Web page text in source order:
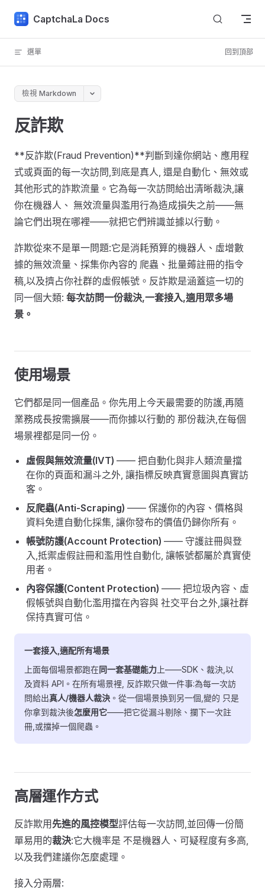
Skip to content
CaptchaLa Docs
選單 回到頂部
檢視 Markdown
反詐欺
**反詐欺(Fraud Prevention)**判斷到達你網站、應用程
式或頁面的每一次訪問,到底是真人, 還是自動化、無效或
其他形式的詐欺流量。它為每一次訪問給出清晰裁決,讓
你在機器人、 無效流量與濫用行為造成損失之前——無
論它們出現在哪裡——就把它們辨識並據以行動。
詐欺從來不是單一問題:它是消耗預算的機器人、虛增數
據的無效流量、採集你內容的 爬蟲、批量薅註冊的指令
稿,以及擠占你社群的虛假帳號。反詐欺是涵蓋這一切的
同一個大類: 每次訪問一份裁決,一套接入,適用眾多場
景。
使用場景
它們都是同一個產品。你先用上今天最需要的防護,再隨
業務成長按需擴展——而你據以行動的 那份裁決,在每個
場景裡都是同一份。
虛假與無效流量(IVT) —— 把自動化與非人類流量擋
在你的頁面和漏斗之外, 讓指標反映真實意圖與真實訪
客。
反爬蟲(Anti-Scraping) —— 保護你的內容、價格與
資料免遭自動化採集, 讓你發布的價值仍歸你所有。
帳號防護(Account Protection) —— 守護註冊與登
入,抵禦虛假註冊和濫用性自動化, 讓帳號都屬於真實使
用者。
內容保護(Content Protection) —— 把垃圾內容、虛
假帳號與自動化濫用擋在內容與 社交平台之外,讓社群
保持真實可信。
一套接入,適配所有場景
上面每個場景都跑在同一套基礎能力 上——SDK、裁決,以
及資料 API。在所有場景裡, 反詐欺只做一件事:為每一次訪
問給出真人/機器人裁決 。從一個場景換到另一個,變的 只是
你拿到裁決後怎麼用它——把它從漏斗剔除、攔下一次註
冊,或擋掉一個爬蟲。
高層運作方式
反詐欺用 先進的風控模型評估每一次訪問,並回傳一份簡
單易用的裁決:它大機率是 不是機器人、可疑程度有多高,
以及我們建議你怎麼處理。
接入分兩層: